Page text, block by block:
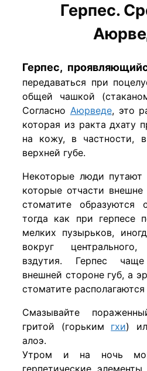
Герпес.
Герпес,
передаваться при
общей чашкой
Согласно Аюрведе, это
которая из ракта дхату
на кожу, в частности,
верхней губе.
Некоторые люди путают
которые отчасти
стоматите образуются
тогда как при герпесе
мелких пузырьков,
вокруг
вздутия. Герпес
внешней стороне губ, а
стоматите
Смазывайте
гритой (горьким гхи)
алоэ.
Утром и на ночь
герпетические